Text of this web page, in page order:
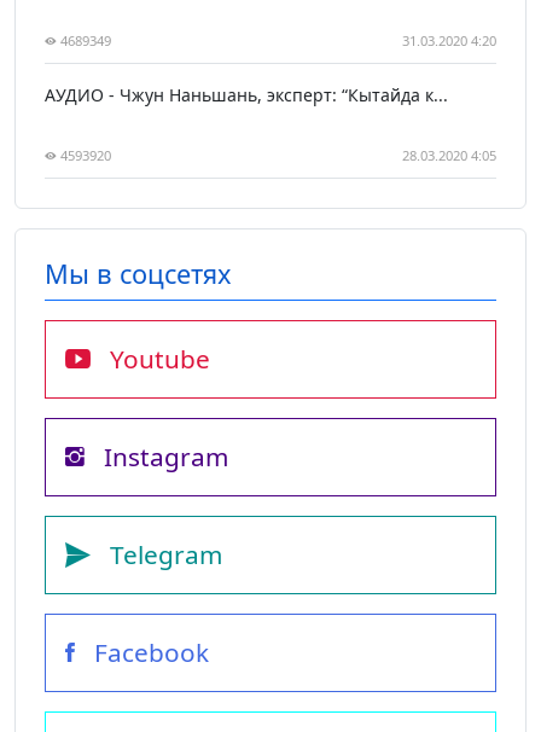
4689349 31.03.2020 4:20
АУДИО - Чжун Наньшань, эксперт: “Кытайда к...
4593920 28.03.2020 4:05
Мы в соцсетях
Youtube
Instagram
Telegram
Facebook